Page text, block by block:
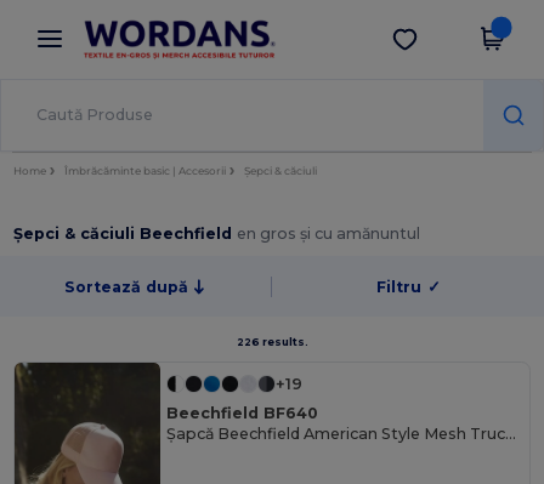
× Aplicația Wordans
Prețuri mai bune în aplicație!
Descarcă app
Home Îmbrăcăminte basic | Accesorii Șepci & căciuli
Șepci & căciuli Beechfield en gros și cu amănuntul
Sortează după Filtru ✓
226 results.
+19
Beechfield BF640
Șapcă Beechfield American Style Mesh Trucker